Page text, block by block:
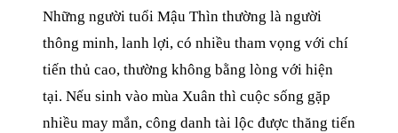
Những người tuổi Mậu Thìn thường là người
thông minh, lanh lợi, có nhiều tham vọng với chí
tiến thủ cao, thường không bằng lòng với hiện
tại. Nếu sinh vào mùa Xuân thì cuộc sống gặp
nhiều may mắn, công danh tài lộc được thăng tiến